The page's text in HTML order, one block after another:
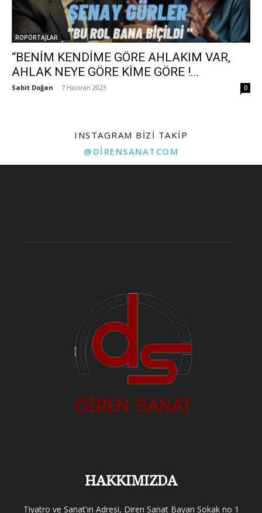
ROPÖRTAJLAR
“BENİM KENDİME GÖRE AHLAKIM VAR,
AHLAK NEYE GÖRE KİME GÖRE !...
Sabit Doğan - 7 Haziran 2023 0
INSTAGRAM BIZI TAKIP
@DIRENSANATCOM
HAKKIMIZDA
Tiyatro ve Sanat'ın Adresi, Diren Sanat Bayan Sokak no 1